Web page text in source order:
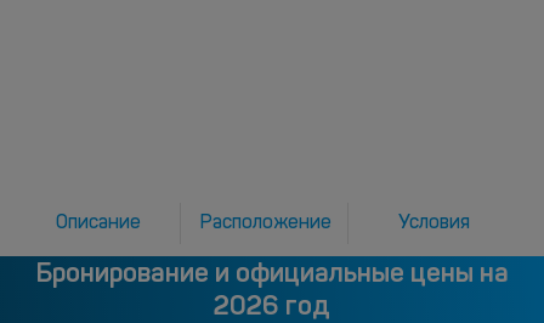
Описание Расположение Условия
Бронирование и официальные цены на
2026 год